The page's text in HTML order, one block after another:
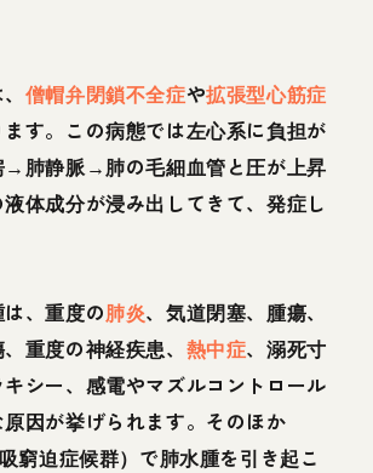
僧帽弁閉鎖不全症や拡張型心筋症
す。この病態では左心系に負担が
→肺静脈→肺の毛細血管と圧が上昇
体成分が浸み出してきて、発症し
、重度の肺炎、気道閉塞、腫瘍、
重度の神経疾患、 熱中症、溺死寸
シー、感電やマズルコントロール
因が挙げられます。そのほか
窮迫症候群）で肺水腫を引き起こ